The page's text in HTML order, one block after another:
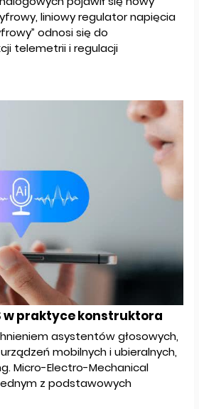
liniowy regulator napięcia
odnosi się do
telemetrii i regulacji
w praktyce konstruktora
asystentów głosowych,
mobilnych i ubieralnych,
Micro-Electro-Mechanical
z podstawowych